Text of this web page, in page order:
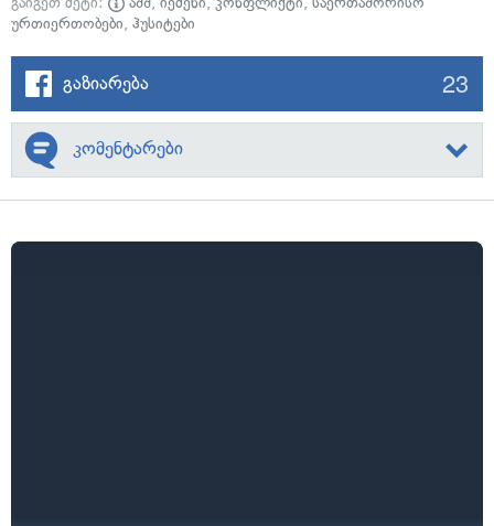
ურთიერთობები, ჰუსიტები
გაზიარება 23
კომენტარები